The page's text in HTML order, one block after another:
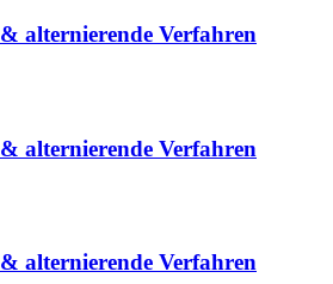
alternierende Verfahren
alternierende Verfahren
alternierende Verfahren